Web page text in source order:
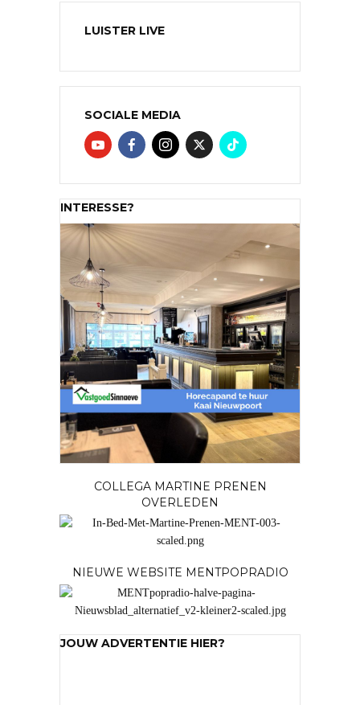
LUISTER LIVE
SOCIALE MEDIA
INTERESSE?
COLLEGA MARTINE PRENEN
OVERLEDEN
NIEUWE WEBSITE MENTPOPRADIO
JOUW ADVERTENTIE HIER?